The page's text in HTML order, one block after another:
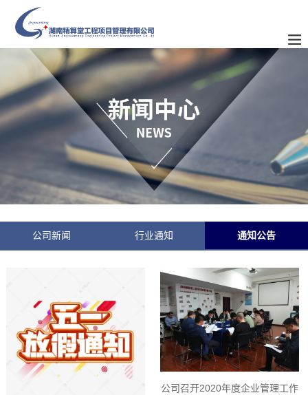
公司新闻 行业通知 通知公告
公司召开2020年度企业管理工作